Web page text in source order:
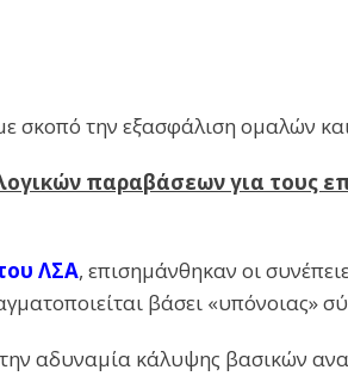
σκοπό την εξασφάλιση ομαλών
παραβάσεων για τους
ΛΣΑ, επισημάνθηκαν οι
βάσει «υπόνοιας»
αδυναμία κάλυψης βασικών